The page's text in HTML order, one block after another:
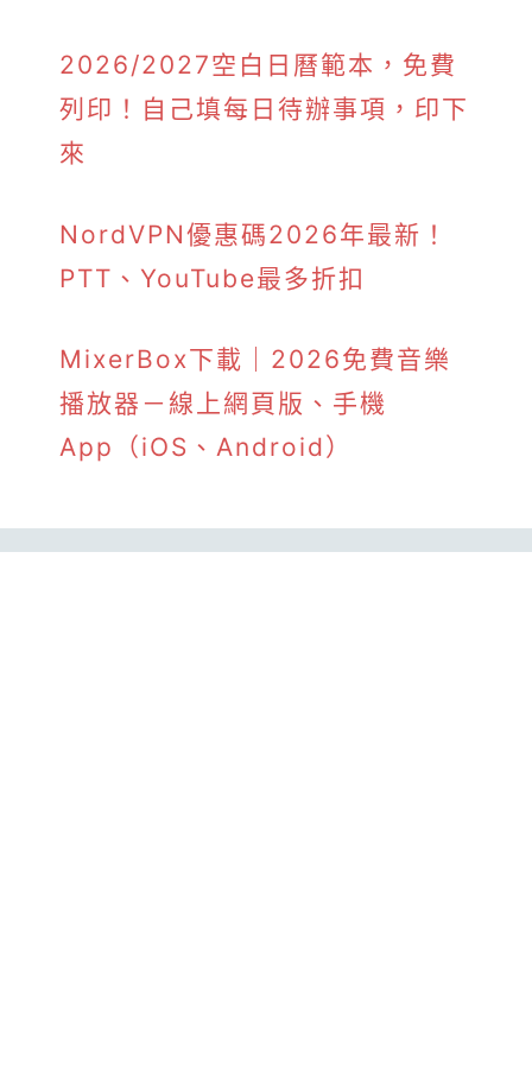
2026/2027空白日曆範本，免費
列印！自己填每日待辦事項，印下
來
NordVPN優惠碼2026年最新！
PTT、YouTube最多折扣
MixerBox下載｜2026免費音樂
播放器－線上網頁版、手機
App（iOS、Android）